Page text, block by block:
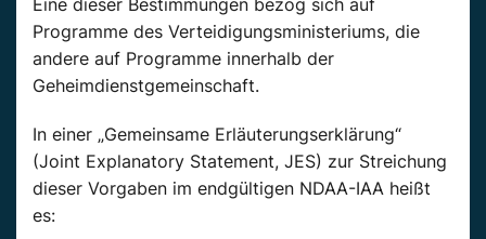
Eine dieser Bestimmungen bezog sich auf
Programme des Verteidigungsministeriums, die
andere auf Programme innerhalb der
Geheimdienstgemeinschaft.
In einer „Gemeinsame Erläuterungserklärung“
(Joint Explanatory Statement, JES) zur Streichung
dieser Vorgaben im endgültigen NDAA-IAA heißt
es: